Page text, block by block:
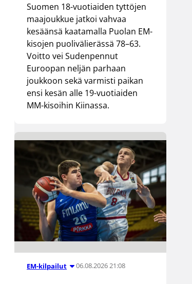
Suomen 18-vuotiaiden tyttöjen
maajoukkue jatkoi vahvaa
kesäänsä kaatamalla Puolan EM-
kisojen puolivälierässä 78–63.
Voitto vei Sudenpennut
Euroopan neljän parhaan
joukkoon sekä varmisti paikan
ensi kesän alle 19-vuotiaiden
MM-kisoihin Kiinassa.
EM-kilpailut 06.08.2026 21:08